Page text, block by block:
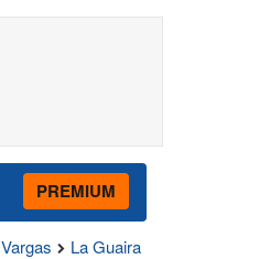
PREMIUM
Vargas La Guaira